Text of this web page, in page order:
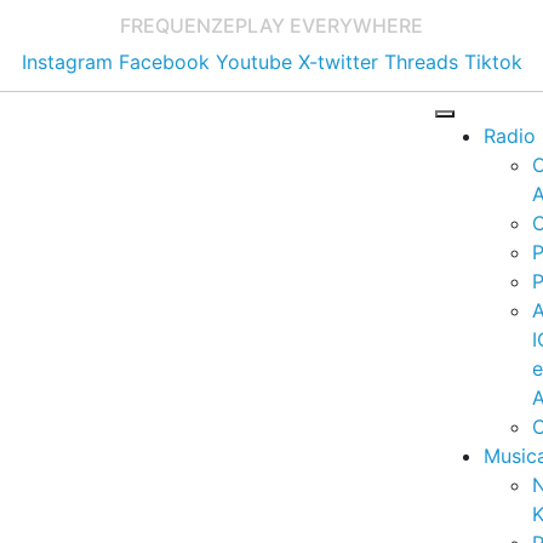
FREQUENZEPLAY EVERYWHERE
Instagram Facebook Youtube X-twitter Threads Tiktok
Radio
e